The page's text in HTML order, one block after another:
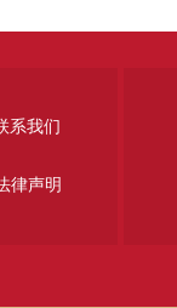
系我们
律声明